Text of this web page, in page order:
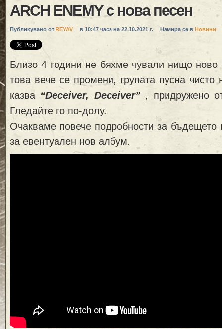
ARCH ENEMY с нова песен
Публикувано от REYAV в 10:47 часа на 22.10.2021 г. Намира се в Новини
Близо 4 години не бяхме чували нищо
това вече се промени, групата пусна чисто
казва “Deceiver, Deceiver”, придружено
Гледайте го по-долу.
Очакваме повече подробности за бъдещето
за евентуален нов албум.